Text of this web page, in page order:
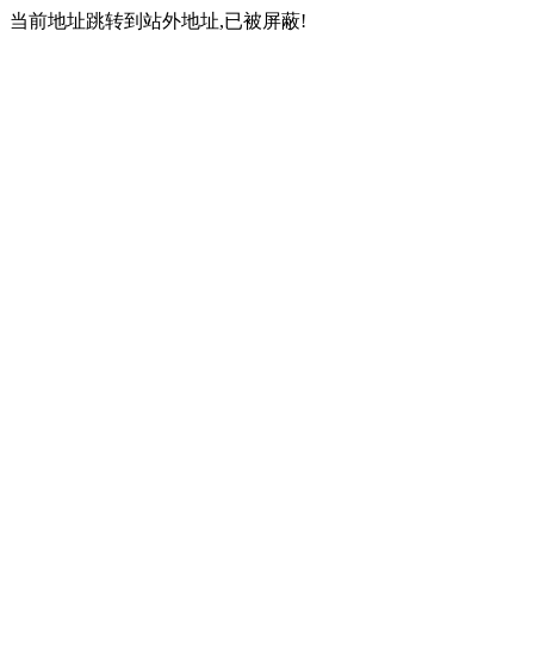
当前地址跳转到站外地址,已被屏蔽!